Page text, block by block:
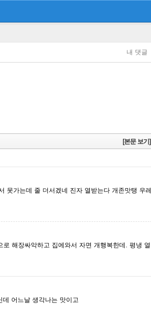
내 댓글
[본문 보기]
못가는데 줄 더서겠네 진자 열받는다 개존맛탱 우
로 해장싸악하고 집에와서 자면 개행복한데. 평냉
어느날 생각나는 맛이고